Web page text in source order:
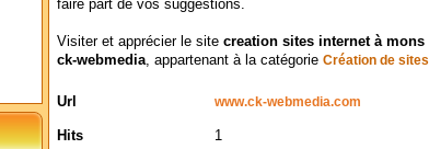
faire part de vos suggestions.
Visiter et apprécier le site creation sites internet à mons
ck-webmedia, appartenant à la catégorie Création de sites
Url www.ck-webmedia.com
Hits
1